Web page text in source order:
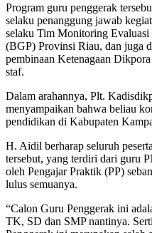
Program guru penggerak
selaku penanggung jawab
selaku Tim Monitoring
(BGP) Provinsi Riau, dan juga
pembinaan Ketenagaan
staf.
Dalam arahannya, Plt.
menyampaikan bahwa beliau
pendidikan di Kabupaten
H. Aidil berharap seluruh
tersebut, yang terdiri dari guru
oleh Pengajar Praktik (PP)
lulus semuanya.
“Calon Guru Penggerak ini
TK, SD dan SMP nantinya.